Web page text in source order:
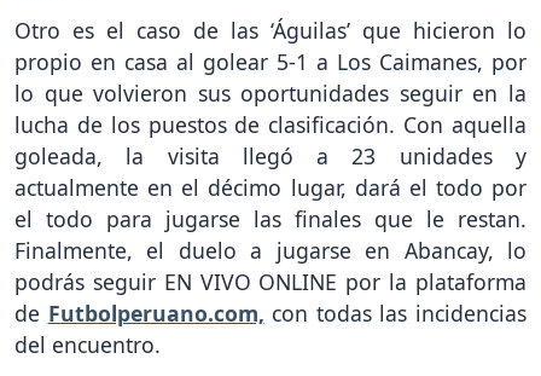
Otro es el caso de las ‘Águilas’ que hicieron lo
propio en casa al golear 5-1 a Los Caimanes, por
lo que volvieron sus oportunidades seguir en la
lucha de los puestos de clasificación. Con aquella
goleada, la visita llegó a 23 unidades y
actualmente en el décimo lugar, dará el todo por
el todo para jugarse las finales que le restan.
Finalmente, el duelo a jugarse en Abancay, lo
podrás seguir EN VIVO ONLINE por la plataforma
de Futbolperuano.com, con todas las incidencias
del encuentro.